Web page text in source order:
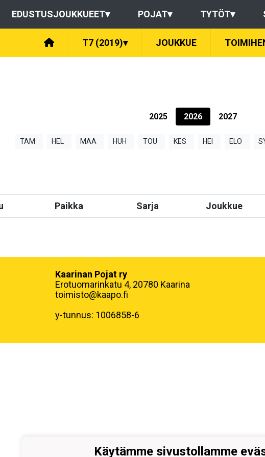
EDUSTUSJOUKKUEET▾ POJAT▾ TYTÖT▾
T7 (2019)▾ JOUKKUE
2025 2026 2027
TAM HEL MAA HUH TOU KES HEI ELO
Paikka Sarja Joukkue
Kaarinan Pojat ry
Erotuomarinkatu 4, 20780 Kaarina
toimisto@kaapo.fi
y-tunnus: 1006858-6
Käytämme sivustollamme